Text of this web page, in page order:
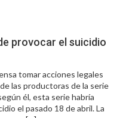
provocar el suicidio
tomar acciones legales
las productoras de la serie
él, esta serie habría
el pasado 18 de abril. La